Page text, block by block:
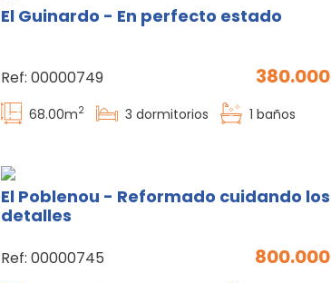
El Guinardo - En perfecto estado
Ref: 00000749 380.000
68.00m2 3 dormitorios 1 baños
El Poblenou - Reformado cuidando los
detalles
Ref: 00000745 800.000